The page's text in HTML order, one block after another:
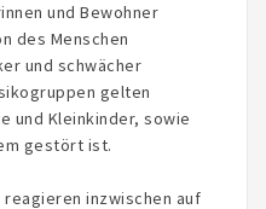
und Bewohner
des Menschen
und schwächer
gelten
und Kleinkinder, sowie
gestört ist.
inzwischen auf